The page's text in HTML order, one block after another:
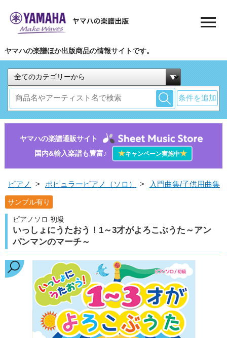
ヤマハの楽譜ほか出版商品の情報サイトです。
条件を追加
ヤマハの楽譜通販サイト
国内&輸入楽譜も豊富♪
★キャンペーン実施中★
ピアノ > ポピュラーピアノ（ソロ） > 入門曲集/子供用曲集
サンプル有り
ピアノソロ 初級
いっしょにうたおう！1～3才がよろこぶうた～アン
パンマンのマーチ～